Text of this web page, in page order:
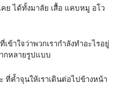
ย ได้ทั้งมาลัย เสื้อ แคบหมู อโว
ข้าใจว่าพวกเรากำลังทำอะไรอยู่
กหลายรูปแบบ
ค้ำจุนให้เราเดินต่อไปข้างหน้า